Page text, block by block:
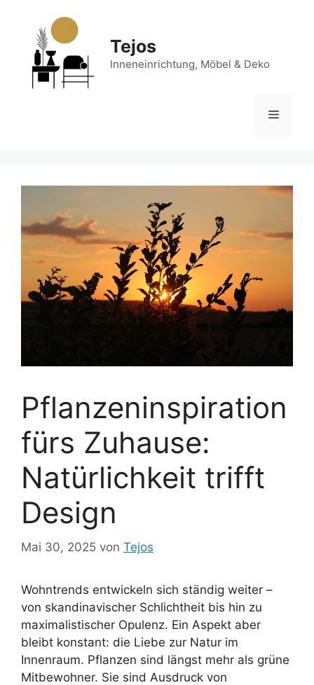
springen
Tejos
Inneneinrichtung, Möbel & Deko
Menü
Pflanzeninspiration
fürs Zuhause:
Natürlichkeit trifft
Design
Mai 30, 2025 von Tejos
Wohntrends entwickeln sich ständig weiter –
von skandinavischer Schlichtheit bis hin zu
maximalistischer Opulenz. Ein Aspekt aber
bleibt konstant: die Liebe zur Natur im
Innenraum. Pflanzen sind längst mehr als grüne
Mitbewohner. Sie sind Ausdruck von